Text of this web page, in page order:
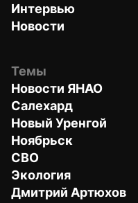
Интервью
Новости
Темы
Новости ЯНАО
Салехард
Новый Уренгой
Ноябрьск
СВО
Экология
Дмитрий Артюхов